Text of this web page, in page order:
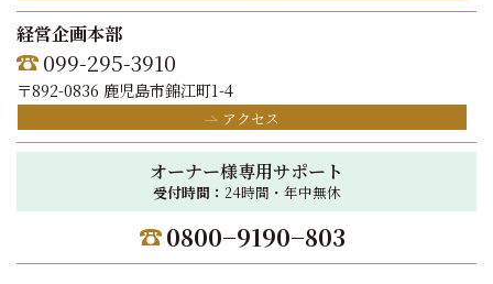
経営企画本部
099-295-3910
〒892-0836 鹿児島市錦江町1-4
アクセス
オーナー様専用サポート
受付時間： 24時間・年中無休
0800−9190−803